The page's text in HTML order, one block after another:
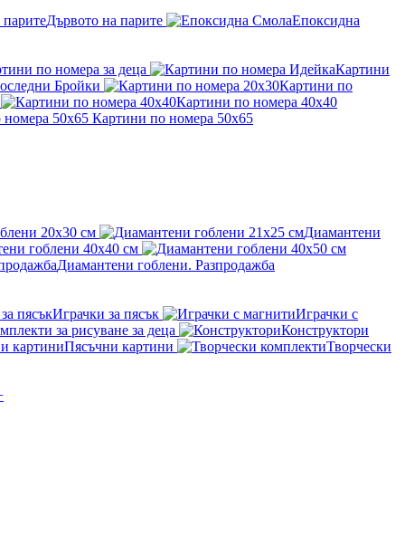
Дървото на парите Епоксидна
по номера за деца
Картини
Бройки
Картини по
Картини по номера 40x40
Картини по номера 50x65
20x30 см
Диамантени
гоблени 40x40 см
Диамантени гоблени. Разпродажба
Играчки за пясък
Играчки с
за рисуване за деца
Конструктори
Пясъчни картини
Творчески